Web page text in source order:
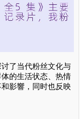
了当代粉丝文化与
的生活状态、热情
影響，同时也反映